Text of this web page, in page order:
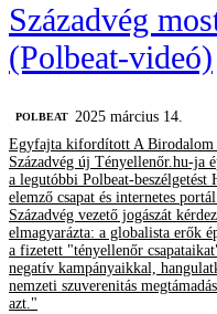
Századvég
(Polbeat-videó)
‎POLBEAT 2025 március 14.
Egyfajta kifordított A Birodalom
Századvég új Tényellenőr.hu-ja
a legutóbbi Polbeat-
elemző csapat és internetes
Századvég vezető jogászát
elmagyarázta: a globalista erők
a fizetett "tényellenőr
negatív kampányaikkal,
nemzeti szuverenitás
azt."